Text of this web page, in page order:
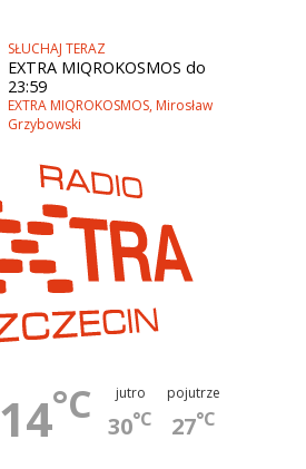
SŁUCHAJ TERAZ
EXTRA MIQROKOSMOS do
23:59
EXTRA MIQROKOSMOS, Mirosław
Grzybowski
14°C jutro
30°C
pojutrze
27°C